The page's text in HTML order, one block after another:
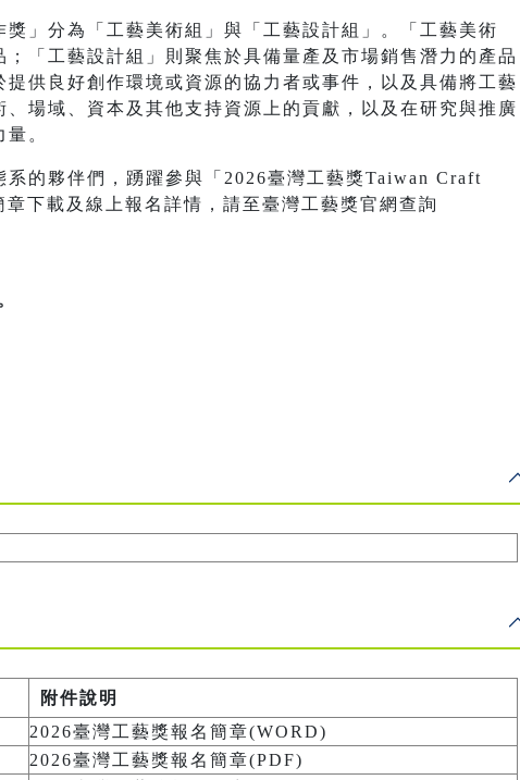
」分為「工藝美術組」與「工藝設計組」。「工藝美術
「工藝設計組」則聚焦於具備量產及市場銷售潛力的產品
供良好創作環境或資源的協力者或事件，以及具備將工藝
場域、資本及其他支持資源上的貢獻，以及在研究與推廣
。
的夥伴們，踴躍參與「2026臺灣工藝獎Taiwan Craft
下載及線上報名詳情，請至臺灣工藝獎官網查詢
附件說明
2026臺灣工藝獎報名簡章(WORD)
2026臺灣工藝獎報名簡章(PDF)